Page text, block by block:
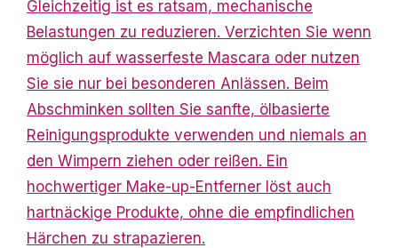
Gleichzeitig ist es ratsam, mechanische
Belastungen zu reduzieren. Verzichten Sie wenn
möglich auf wasserfeste Mascara oder nutzen
Sie sie nur bei besonderen Anlässen. Beim
Abschminken sollten Sie sanfte, ölbasierte
Reinigungsprodukte verwenden und niemals an
den Wimpern ziehen oder reißen. Ein
hochwertiger Make-up-Entferner löst auch
hartnäckige Produkte, ohne die empfindlichen
Härchen zu strapazieren.